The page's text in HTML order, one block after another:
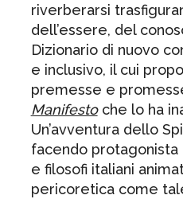
riverberarsi
dell’essere, del
Dizionario di nuovo
e inclusivo, il cui
premesse e
Manifesto che lo ha
Un’avventura dello
facendo
e filosofi italiani
pericoretica come